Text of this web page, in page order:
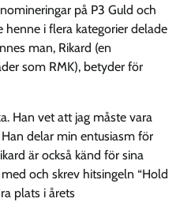
på P3 Guld och
i flera kategorier delade
man, Rikard (en
som RMK), betyder för
Han vet att jag måste vara
delar min entusiasm för
är också känd för sina
och skrev hitsingeln “Hold
plats i årets